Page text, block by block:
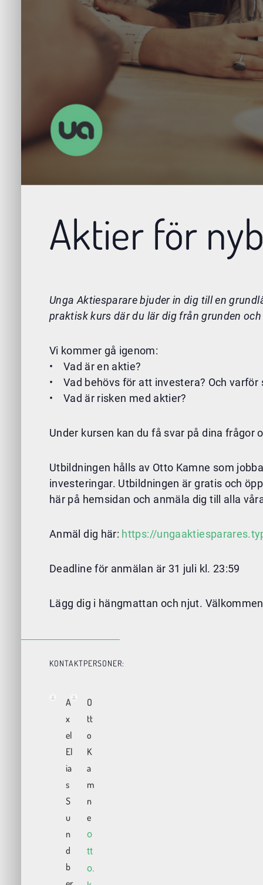
Aktier för
Unga Aktiesparare bjuder in dig till en
praktisk kurs där du lär dig från grunden
Vi kommer gå igenom:
• Vad är en aktie?
• Vad behövs för att investera? Och varför
• Vad är risken med aktier?
Under kursen kan du få svar på dina frågor
Utbildningen hålls av Otto Kamne som
investeringar. Utbildningen är gratis och
här på hemsidan och anmäla dig till alla
Anmäl dig här: https://
Deadline för anmälan är 31 juli kl. 23:59
Lägg dig i hängmattan och njut.
KONTAKTPERSONER:
A
x
el
El
ia
s
S
u
n
d
b
O
tt
o
K
a
m
n
e
o
tt
o.